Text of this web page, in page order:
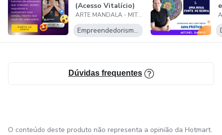
(Acesso Vitalício)
ARTE MANDALA - MITCHEL BARROS
Empreendedorismo Digital
Dúvidas frequentes
O conteúdo deste produto não representa a opinião da Hotmart.